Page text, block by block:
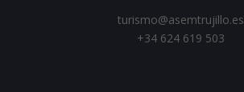
turismo@asemtrujillo.es
+34 624 619 503